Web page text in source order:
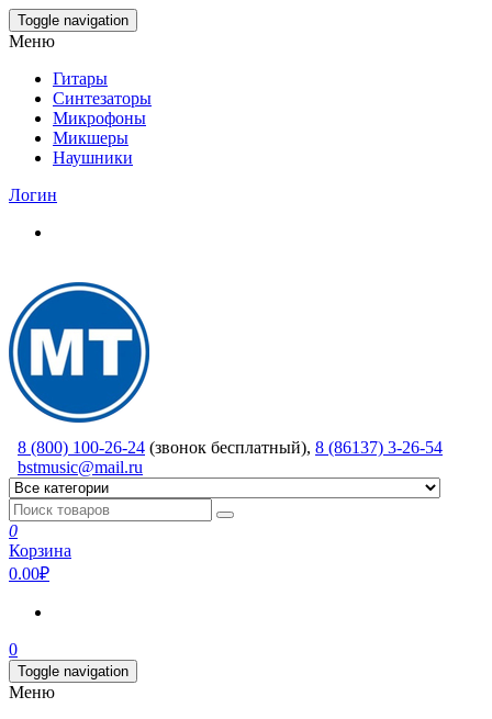
Skip
to
content
Toggle navigation
Меню
Гитары
Синтезаторы
Микрофоны
Микшеры
Наушники
Логин
8 (800) 100-26-24 (звонок бесплатный), 8 (86137) 3-26-54
bstmusic@mail.ru
0
Корзина
0.00₽
0
Toggle navigation
Меню